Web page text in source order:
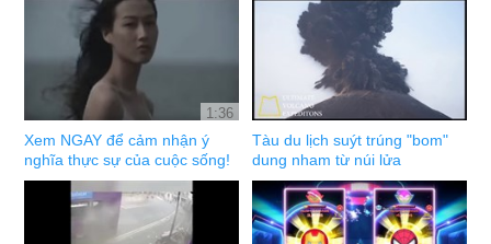
1:36
Xem NGAY để cảm nhận ý
nghĩa thực sự của cuộc sống!
Tàu du lịch suýt trúng "bom"
dung nham từ núi lửa